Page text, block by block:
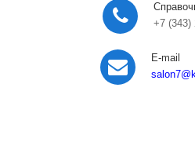
+7 (343)
E-mail
salon7